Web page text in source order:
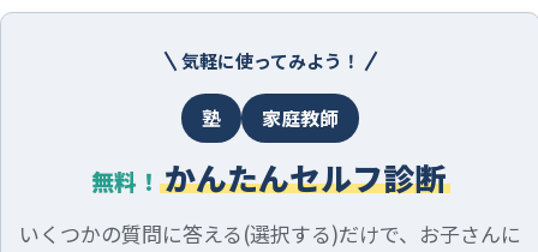
気軽に使ってみよう！
塾 家庭教師
無料！ かんたんセルフ診断
いくつかの質問に答える(選択する)だけで、お子さんに